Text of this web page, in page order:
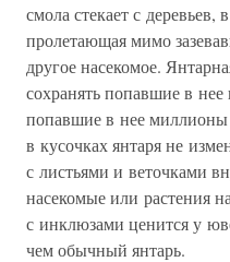
смола стекает с деревьев,
пролетающая мимо
другое насекомое.
сохранять попавшие в
попавшие в нее миллионы
в кусочках янтаря не
с листьями и веточками
насекомые или растения
с инклюзами ценится у
чем обычный янтарь.